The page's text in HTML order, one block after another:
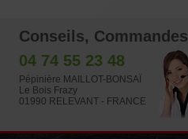
Conseils, Commandes
04 74 55 23 48
Pépinière MAILLOT-BONSAÏ
Le Bois Frazy
01990 RELEVANT - FRANCE